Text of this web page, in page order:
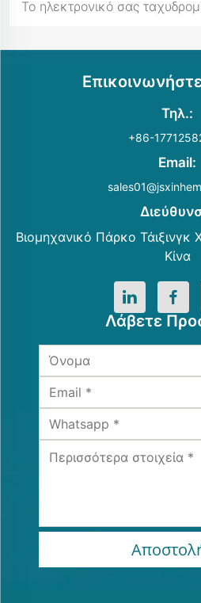
Τηλ.:
+86-
Email:
Βιομηχανικό Πάρκο Τάιξινγκ
Κίνα
Λάβετε